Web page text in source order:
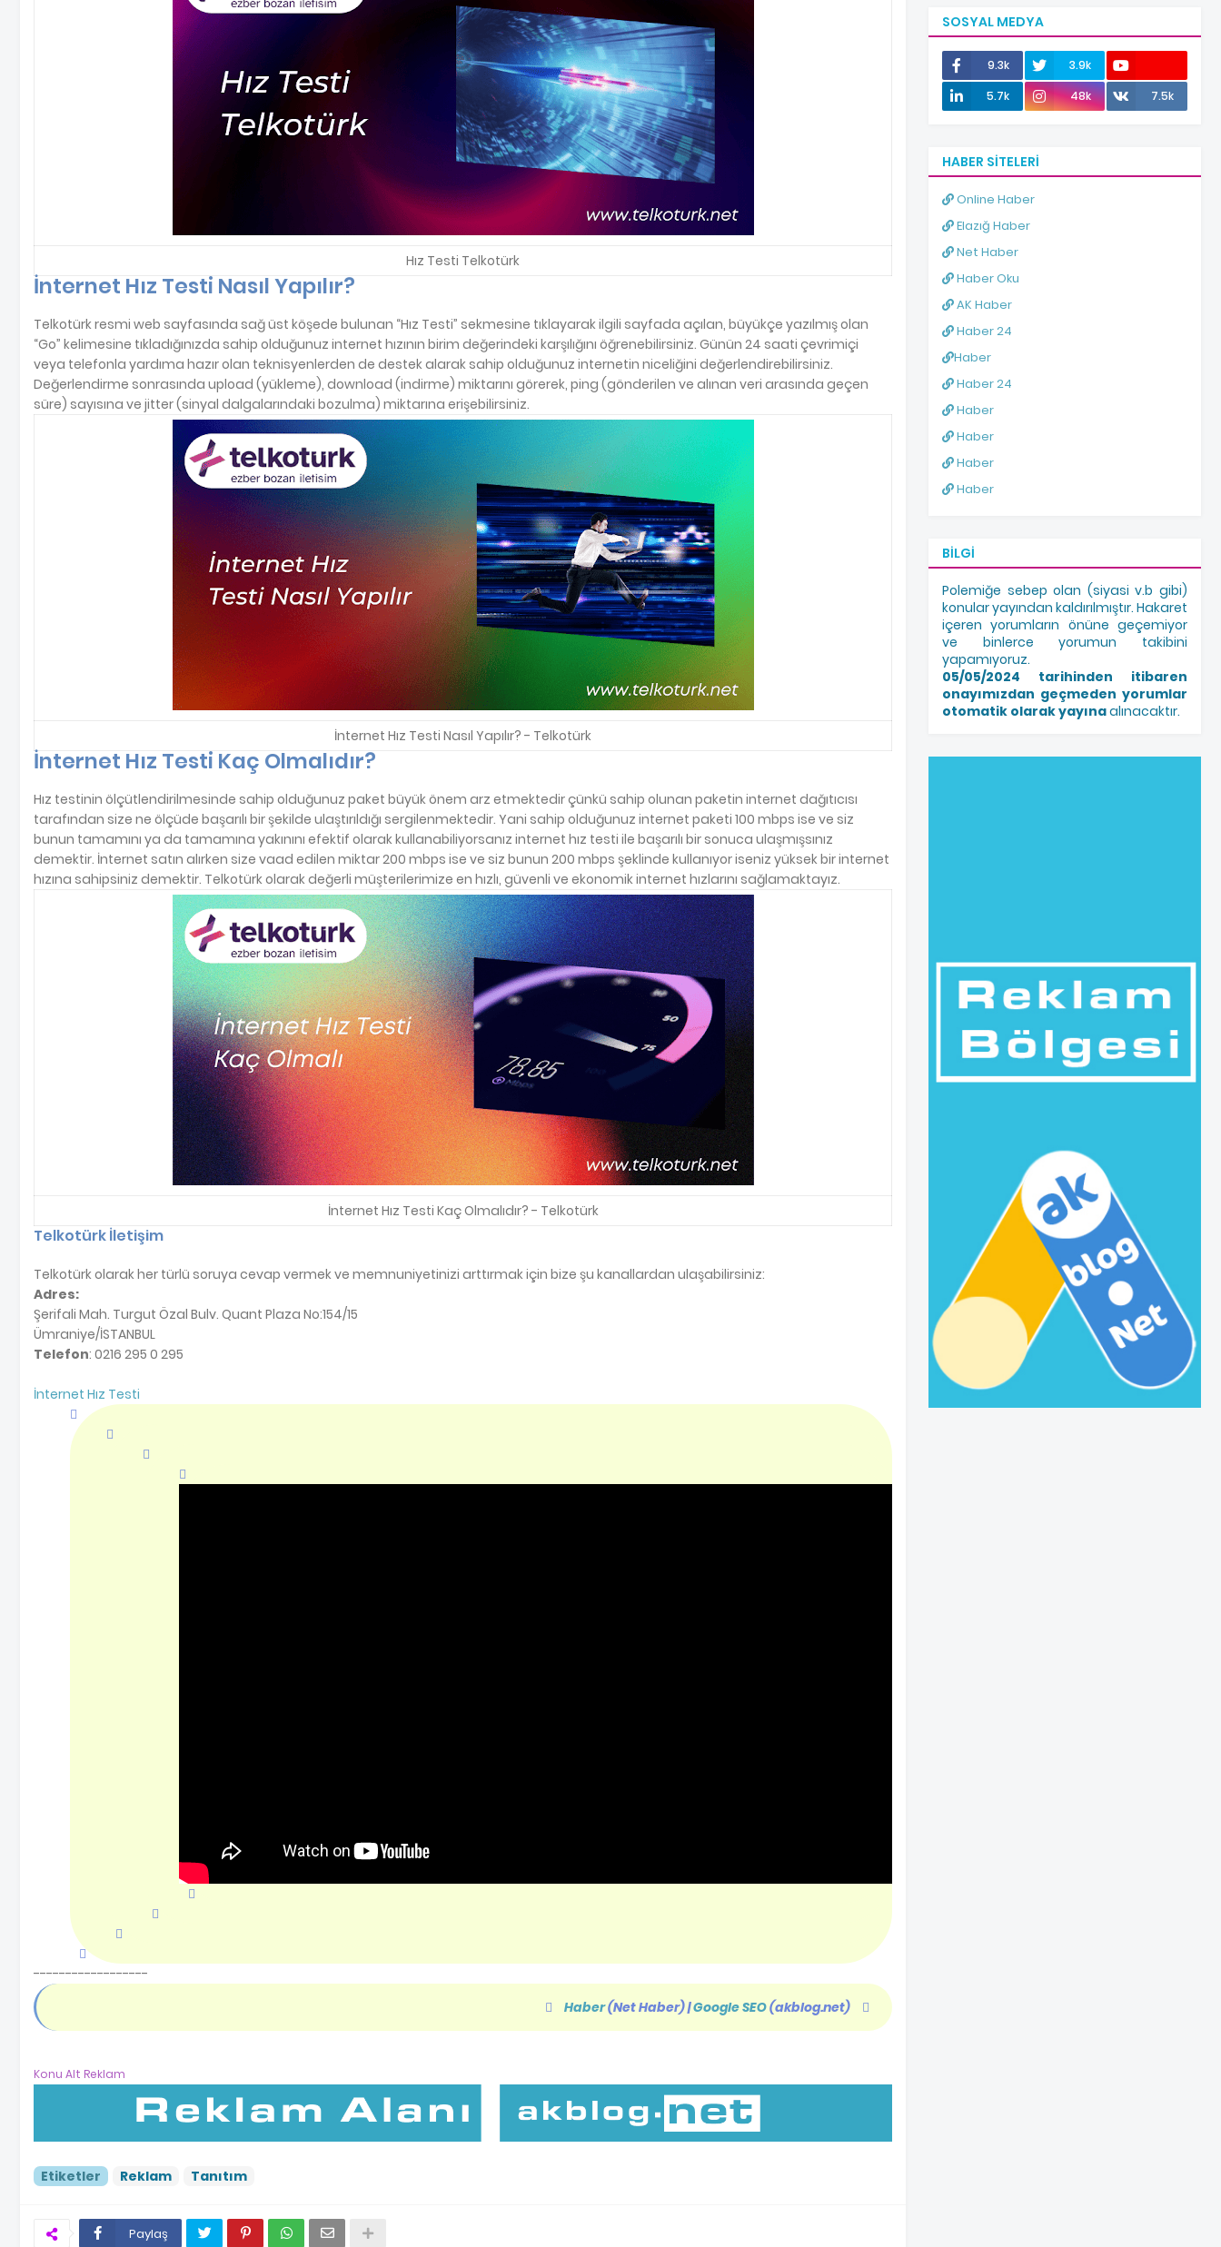
Hız Testi Telkotürk
İnternet Hız Testi Nasıl Yapılır?
Telkotürk resmi web sayfasında sağ üst köşede bulunan “Hız Testi” sekmesine tıklayarak ilgili sayfada açılan, büyükçe yazılmış olan
“Go” kelimesine tıkladığınızda sahip olduğunuz internet hızının birim değerindeki karşılığını öğrenebilirsiniz. Günün 24 saati çevrimiçi
veya telefonla yardıma hazır olan teknisyenlerden de destek alarak sahip olduğunuz internetin niceliğini değerlendirebilirsiniz.
Değerlendirme sonrasında upload (yükleme), download (indirme) miktarını görerek, ping (gönderilen ve alınan veri arasında geçen
süre) sayısına ve jitter (sinyal dalgalarındaki bozulma) miktarına erişebilirsiniz.
İnternet Hız Testi Nasıl Yapılır? - Telkotürk
İnternet Hız Testi Kaç Olmalıdır?
Hız testinin ölçütlendirilmesinde sahip olduğunuz paket büyük önem arz etmektedir çünkü sahip olunan paketin internet dağıtıcısı
tarafından size ne ölçüde başarılı bir şekilde ulaştırıldığı sergilenmektedir. Yani sahip olduğunuz internet paketi 100 mbps ise ve siz
bunun tamamını ya da tamamına yakınını efektif olarak kullanabiliyorsanız internet hız testi ile başarılı bir sonuca ulaşmışsınız
demektir. İnternet satın alırken size vaad edilen miktar 200 mbps ise ve siz bunun 200 mbps şeklinde kullanıyor iseniz yüksek bir internet
hızına sahipsiniz demektir. Telkotürk olarak değerli müşterilerimize en hızlı, güvenli ve ekonomik internet hızlarını sağlamaktayız.
İnternet Hız Testi Kaç Olmalıdır? - Telkotürk
Telkotürk İletişim
Telkotürk olarak her türlü soruya cevap vermek ve memnuniyetinizi arttırmak için bize şu kanallardan ulaşabilirsiniz:
Adres:
Şerifali Mah. Turgut Özal Bulv. Quant Plaza No:154/15
Ümraniye/İSTANBUL
Telefon: 0216 295 0 295
İnternet Hız Testi
------------------
Haber(Net Haber)|Google SEO(akblog.net)
Konu Alt Reklam
Etiketler Reklam Tanıtım
Paylaş
SOSYAL MEDYA
9.3k
3.9k
12.0k
5.7k 48k 7.5k
HABER SITELERI
Online Haber
Elazığ Haber
Net Haber
Haber Oku
AK Haber
Haber 24
Haber
Haber 24
Haber
Haber
Haber
Haber
BILGI
Polemiğe sebep olan (siyasi v.b gibi)
konular yayından kaldırılmıştır. Hakaret
içeren yorumların önüne geçemiyor
ve binlerce yorumun takibini
yapamıyoruz.
05/05/2024 tarihinden itibaren
onayımızdan geçmeden yorumlar
otomatik olarak yayınaalınacaktır.